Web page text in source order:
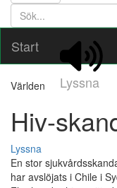
Söktext
Start
Lyssna
Världen
Hiv-
Lyssna
En stor
har avslöjats i Chile i